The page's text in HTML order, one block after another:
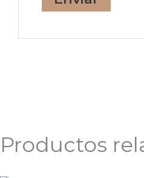
Productos